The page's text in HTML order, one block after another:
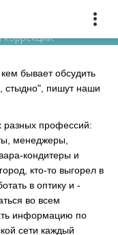
бывает обсудить
стыдно", пишут наши
разных профессий:
менеджеры,
кондитеры и
кто-то выгорел в
в оптику и -
во всем
информацию по
сети каждый